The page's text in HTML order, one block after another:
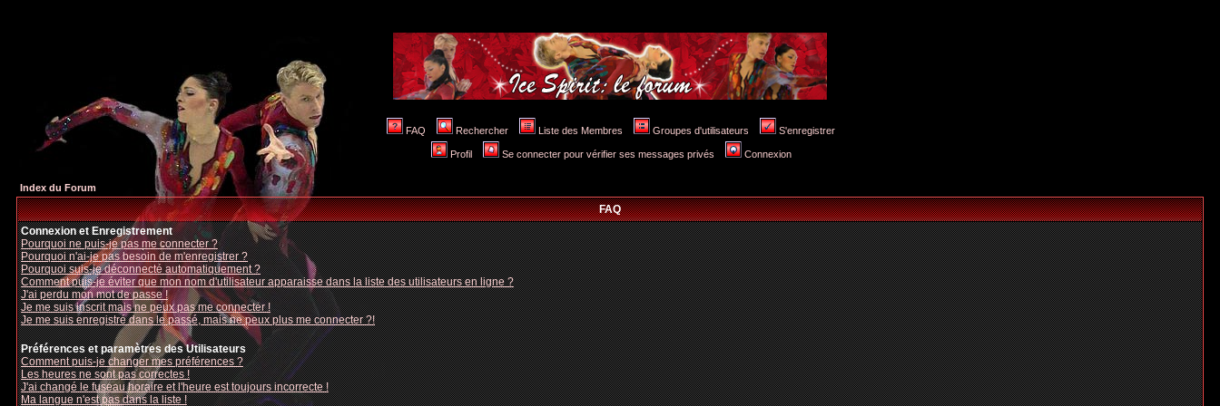
FAQ Rechercher Liste des Membres Groupes d'utilisateurs S'enregistrer
Profil Se connecter pour vérifier ses messages privés Connexion
Index du Forum
FAQ
Connexion et Enregistrement
Pourquoi ne puis-je pas me connecter ?
Pourquoi n'ai-je pas besoin de m'enregistrer ?
Pourquoi suis-je déconnecté automatiquement ?
Comment puis-je éviter que mon nom d'utilisateur apparaisse dans la liste des utilisateurs en ligne ?
J'ai perdu mon mot de passe !
Je me suis inscrit mais ne peux pas me connecter !
Je me suis enregistré dans le passé, mais ne peux plus me connecter ?!
Préférences et paramètres des Utilisateurs
Comment puis-je changer mes préférences ?
Les heures ne sont pas correctes !
J'ai changé le fuseau horaire et l'heure est toujours incorrecte !
Ma langue n'est pas dans la liste !